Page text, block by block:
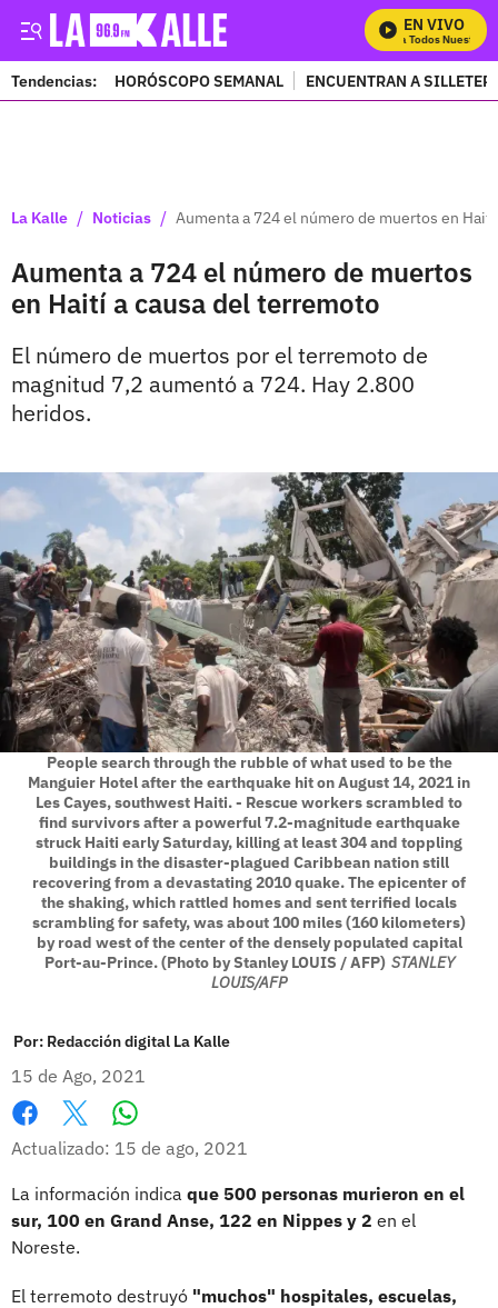
EN VIVO
Mira Todos Nuestros
Tendencias: HORÓSCOPO SEMANAL ENCUENTRAN A
La Kalle / Noticias / Aumenta a 724 el número de muertos en
Aumenta a 724 el número de muertos
en Haití a causa del terremoto
El número de muertos por el terremoto de
magnitud 7,2 aumentó a 724. Hay 2.800
heridos.
People search through the rubble of what used to be the
Manguier Hotel after the earthquake hit on August 14, 2021 in
Les Cayes, southwest Haiti. - Rescue workers scrambled to
find survivors after a powerful 7.2-magnitude earthquake
struck Haiti early Saturday, killing at least 304 and toppling
buildings in the disaster-plagued Caribbean nation still
recovering from a devastating 2010 quake. The epicenter of
the shaking, which rattled homes and sent terrified locals
scrambling for safety, was about 100 miles (160 kilometers)
by road west of the center of the densely populated capital
Port-au-Prince. (Photo by Stanley LOUIS / AFP) STANLEY
LOUIS/AFP
Por: Redacción digital La Kalle
15 de Ago, 2021
Facebook
X
Actualizado: 15 de ago, 2021
La información indica que 500 personas murieron en el
sur, 100 en Grand Anse, 122 en Nippes y 2 en el
Noreste.
El terremoto destruyó "muchos" hospitales, escuelas,